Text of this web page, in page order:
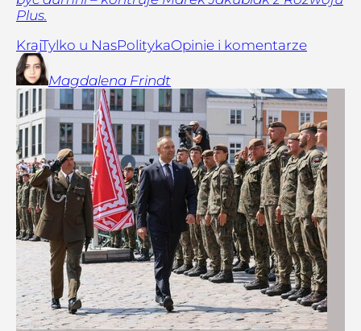
Plus.
KrajTylko u NasPolitykaOpinie i komentarze
Magdalena Frindt